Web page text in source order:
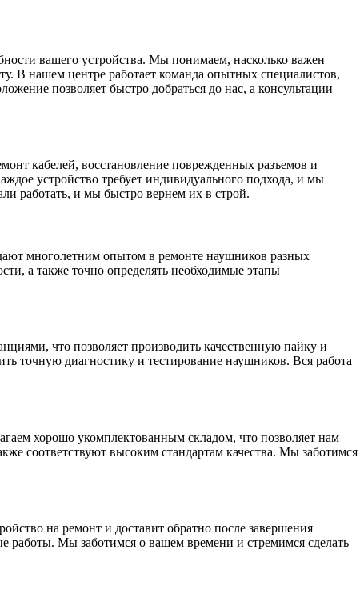
вашего устройства. Мы понимаем, насколько важен
В нашем центре работает команда опытных специалистов,
позволяет быстро добраться до нас, а консультации
кабелей, восстановление поврежденных разъемов и
устройство требует индивидуального подхода, и мы
работать, и мы быстро вернем их в строй.
многолетним опытом в ремонте наушников разных
а также точно определять необходимые этапы
что позволяет производить качественную пайку и
точную диагностику и тестирование наушников. Вся работа
хорошо укомплектованным складом, что позволяет нам
соответствуют высоким стандартам качества. Мы заботимся
на ремонт и доставит обратно после завершения
работы. Мы заботимся о вашем времени и стремимся сделать